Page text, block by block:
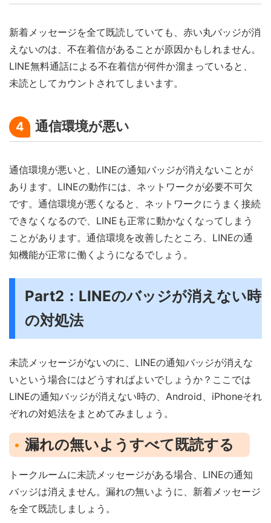
新着メッセージを全て既読していても、赤い丸バッジが消
えないのは、不在着信があることが原因かもしれません。
LINE無料通話による不在着信が何件か溜まっていると、
未読としてカウントされてしまいます。
4 通信環境が悪い
通信環境が悪いと、LINEの通知バッジが消えないことが
あります。LINEの動作には、ネットワークが必要不可欠
です。通信環境が悪くなると、ネットワークにうまく接続
できなくなるので、LINEも正常に動かなくなってしまう
ことがあります。通信環境を改善したところ、LINEの通
知機能が正常に働くようになるでしょう。
Part2：LINEのバッジが消えない時
の対処法
未読メッセージがないのに、LINEの通知バッジが消えな
いという場合にはどうすればよいでしょうか？ここでは
LINEの通知バッジが消えない時の、Android、iPhoneそれ
ぞれの対処法をまとめてみましょう。
漏れの無いようすべて既読する
トークルームに未読メッセージがある場合、LINEの通知
バッジは消えません。漏れの無いように、新着メッセージ
を全て既読しましょう。